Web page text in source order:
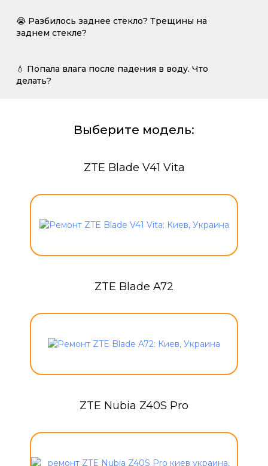
😭 Разбилось заднее стекло? Трещины на
заднем стекле?
💧 Попала влага после падения в воду. Что
делать?
Выберите модель:
ZTE Blade V41 Vita
ZTE Blade A72
ZTE Nubia Z40S Pro